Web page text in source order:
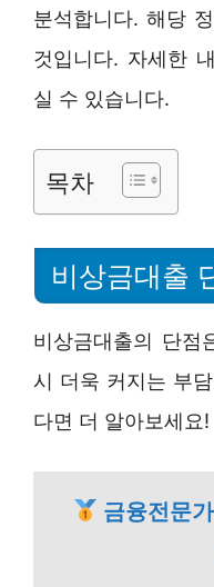
분석합니다. 해당
것입니다. 자세한
실 수 있습니다.
목차
비상금대출
비상금대출의 단점
시 더욱 커지는 부
다면 더 알아보세요!
금융전문